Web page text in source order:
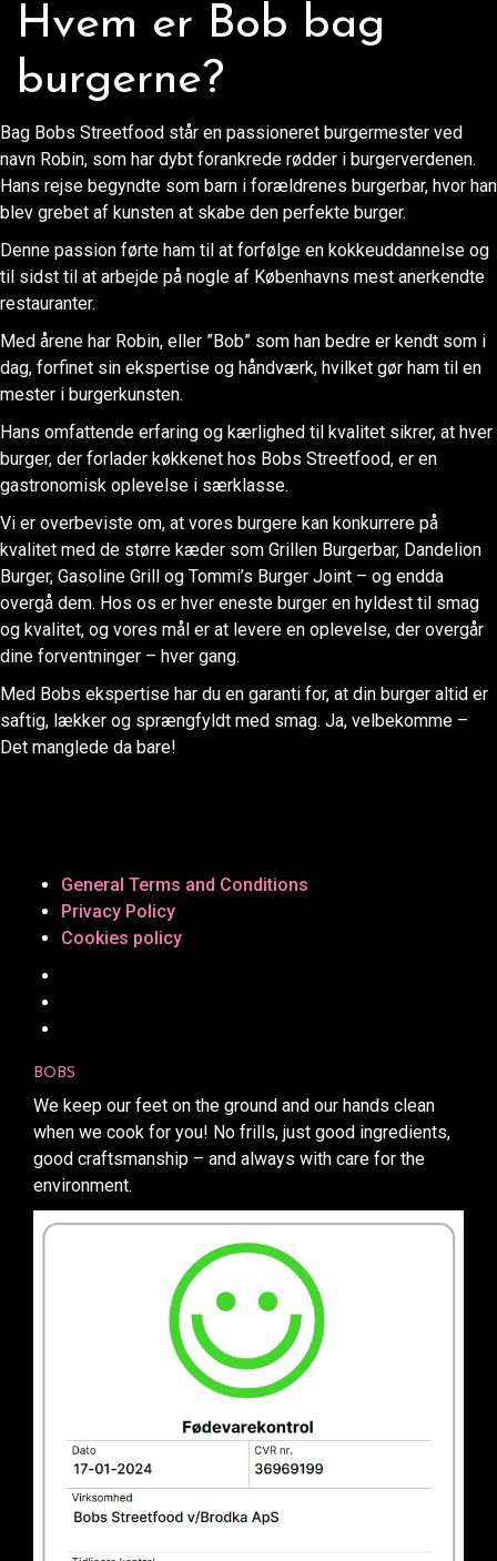
Hvem er Bob bag
burgerne?
Bag Bobs Streetfood står en passioneret burgermester ved
navn Robin, som har dybt forankrede rødder i burgerverdenen.
Hans rejse begyndte som barn i forældrenes burgerbar, hvor han
blev grebet af kunsten at skabe den perfekte burger.
Denne passion førte ham til at forfølge en kokkeuddannelse og
til sidst til at arbejde på nogle af Københavns mest anerkendte
restauranter.
Med årene har Robin, eller ”Bob” som han bedre er kendt som i
dag, forfinet sin ekspertise og håndværk, hvilket gør ham til en
mester i burgerkunsten.
Hans omfattende erfaring og kærlighed til kvalitet sikrer, at hver
burger, der forlader køkkenet hos Bobs Streetfood, er en
gastronomisk oplevelse i særklasse.
Vi er overbeviste om, at vores burgere kan konkurrere på
kvalitet med de større kæder som Grillen Burgerbar, Dandelion
Burger, Gasoline Grill og Tommi’s Burger Joint – og endda
overgå dem. Hos os er hver eneste burger en hyldest til smag
og kvalitet, og vores mål er at levere en oplevelse, der overgår
dine forventninger – hver gang.
Med Bobs ekspertise har du en garanti for, at din burger altid er
saftig, lækker og sprængfyldt med smag. Ja, velbekomme –
Det manglede da bare!
General Terms and Conditions
Privacy Policy
Cookies policy
BOBS
We keep our feet on the ground and our hands clean
when we cook for you! No frills, just good ingredients,
good craftsmanship – and always with care for the
environment.